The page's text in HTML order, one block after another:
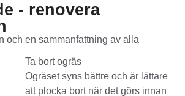
- renovera
och en sammanfattning av alla
Ta bort ogräs
Ogräset syns bättre och är lättare
att plocka bort när det görs innan